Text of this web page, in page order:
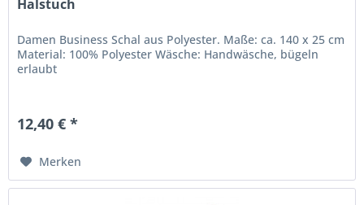
Halstuch
Damen Business Schal aus Polyester. Maße: ca. 140 x 25 cm
Material: 100% Polyester Wäsche: Handwäsche, bügeln
erlaubt
12,40 € *
Merken